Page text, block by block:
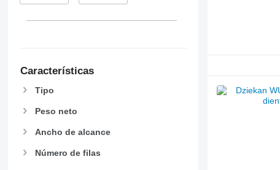
Características
Tipo
Peso neto
Ancho de alcance
Número de filas